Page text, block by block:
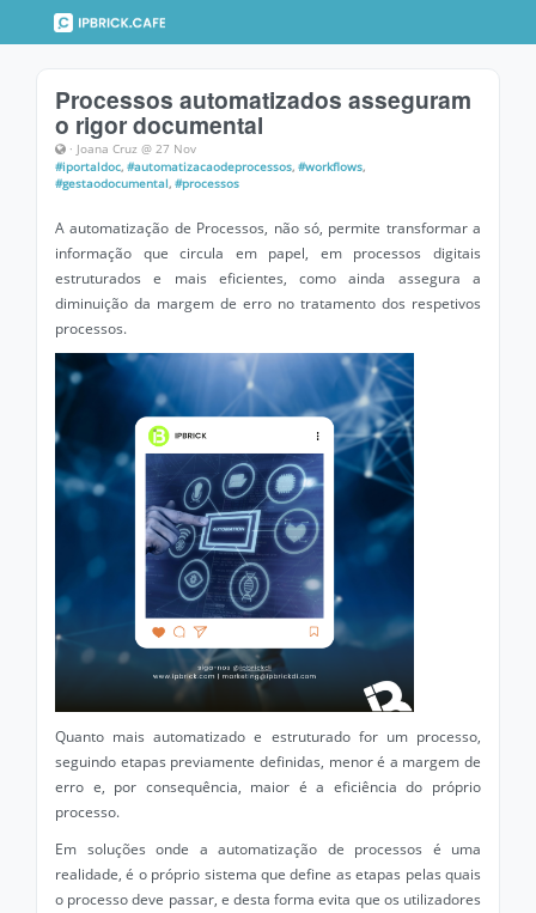
Processos automatizados asseguram
o rigor documental
· Joana Cruz @ 27 Nov
#iportaldoc, #automatizacaodeprocessos, #workflows,
#gestaodocumental, #processos
A automatização de Processos, não só, permite transformar a
informação que circula em papel, em processos digitais
estruturados e mais eficientes, como ainda assegura a
diminuição da margem de erro no tratamento dos respetivos
processos.
Quanto mais automatizado e estruturado for um processo,
seguindo etapas previamente definidas, menor é a margem de
erro e, por consequência, maior é a eficiência do próprio
processo.
Em soluções onde a automatização de processos é uma
realidade, é o próprio sistema que define as etapas pelas quais
o processo deve passar, e desta forma evita que os utilizadores